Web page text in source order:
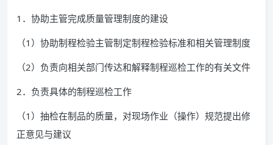
1．协助主管完成质量管理制度的建设
（1）协助制程检验主管制定制程检验标准和相关管理制度
（2）负责向相关部门传达和解释制程巡检工作的有关文件
2．负责具体的制程巡检工作
（1）抽检在制品的质量，对现场作业（操作）规范提出修
正意见与建议